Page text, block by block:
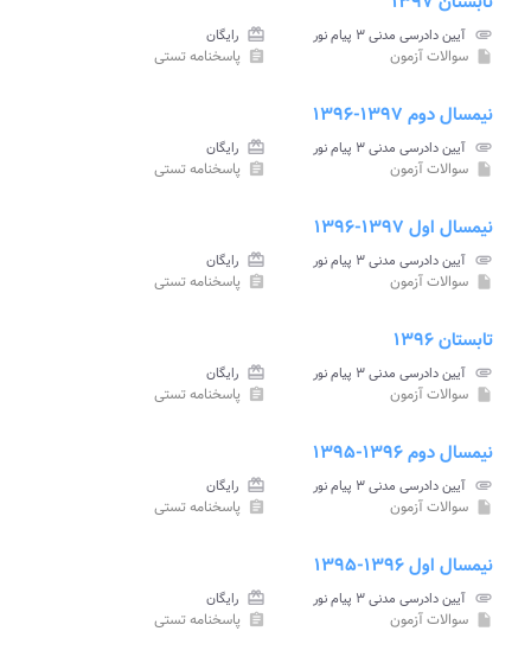
attachment آیین دادرسی مدنی ۳ پیام نور card_giftcard رایگان
insert_drive_file سوالات آزمون assignment پاسخنامه تستی
نیمسال دوم ۱۳۹۷-۱۳۹۶
attachment آیین دادرسی مدنی ۳ پیام نور card_giftcard رایگان
insert_drive_file سوالات آزمون assignment پاسخنامه تستی
نیمسال اول ۱۳۹۷-۱۳۹۶
attachment آیین دادرسی مدنی ۳ پیام نور card_giftcard رایگان
insert_drive_file سوالات آزمون assignment پاسخنامه تستی
تابستان ۱۳۹۶
attachment آیین دادرسی مدنی ۳ پیام نور card_giftcard رایگان
insert_drive_file سوالات آزمون assignment پاسخنامه تستی
نیمسال دوم ۱۳۹۶-۱۳۹۵
attachment آیین دادرسی مدنی ۳ پیام نور card_giftcard رایگان
insert_drive_file سوالات آزمون assignment پاسخنامه تستی
نیمسال اول ۱۳۹۶-۱۳۹۵
attachment آیین دادرسی مدنی ۳ پیام نور card_giftcard رایگان
insert_drive_file سوالات آزمون assignment پاسخنامه تستی